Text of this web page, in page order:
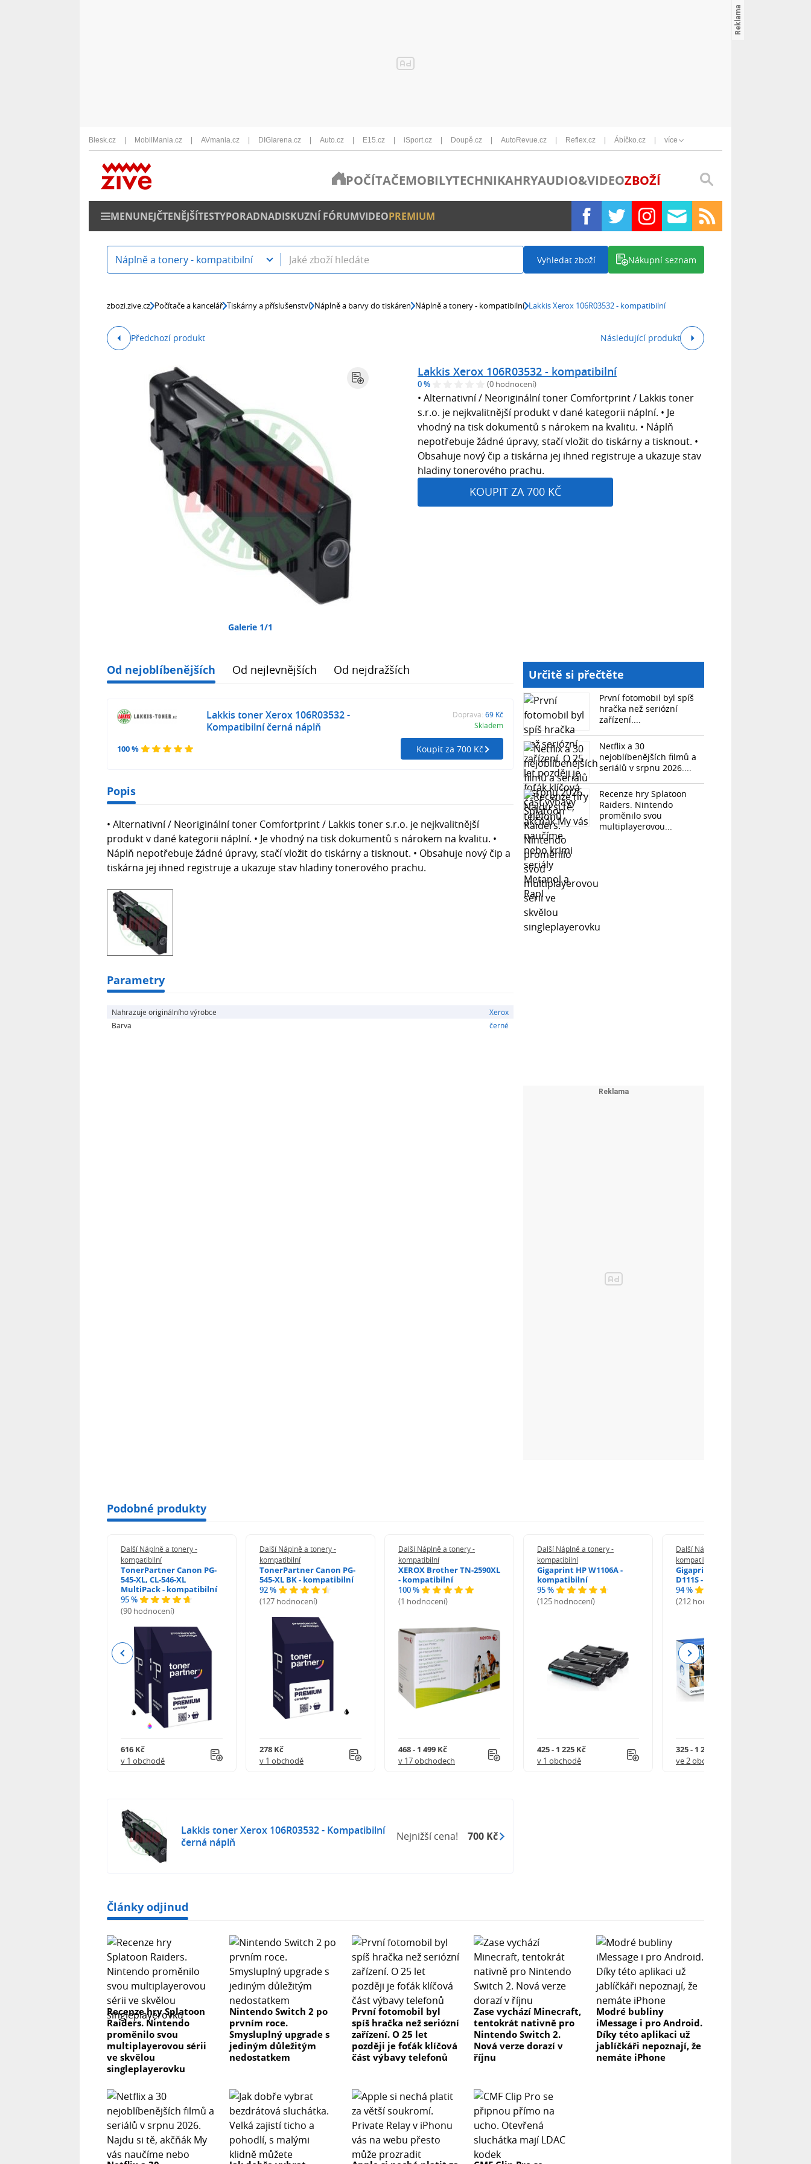
Blesk.cz MobilMania.cz AVmania.cz DIGIarena.cz Auto.cz E15.cz iSport.cz Doupě.cz AutoRevue.cz Reflex.cz Ábíčko.cz více
POČÍTAČEMOBILYTECHNIKAHRYAUDIO&VIDEOZBOŽÍ
MENUNEJČTENĚJŠÍTESTYPORADNADISKUZNÍ FÓRUMVIDEOPREMIUM
Náplně a tonery - kompatibilní Vyhledat zboží Nákupní seznam
zbozi.zive.cz Počítače a kancelář Tiskárny a příslušenství Náplně a barvy do tiskáren Náplně a tonery - kompatibilní Lakkis Xerox 106R03532 - kompatibilní
Předchozí produkt Následující produkt
Galerie 1/1
Lakkis Xerox 106R03532 - kompatibilní
0 % (0 hodnocení)
• Alternativní / Neoriginální toner Comfortprint / Lakkis toner
s.r.o. je nejkvalitnější produkt v dané kategorii náplní. • Je
vhodný na tisk dokumentů s nárokem na kvalitu. • Náplň
nepotřebuje žádné úpravy, stačí vložit do tiskárny a tisknout. •
Obsahuje nový čip a tiskárna jej ihned registruje a ukazuje stav
hladiny tonerového prachu.
KOUPIT ZA 700 KČ
Od nejoblíbenějších Od nejlevnějších Od nejdražších
100 %
Lakkis toner Xerox 106R03532 -
Kompatibilní černá náplň
Doprava: 69 Kč
Skladem
Koupit za 700 Kč
Popis
• Alternativní / Neoriginální toner Comfortprint / Lakkis toner s.r.o. je nejkvalitnější
produkt v dané kategorii náplní. • Je vhodný na tisk dokumentů s nárokem na kvalitu. •
Náplň nepotřebuje žádné úpravy, stačí vložit do tiskárny a tisknout. • Obsahuje nový čip a
tiskárna jej ihned registruje a ukazuje stav hladiny tonerového prachu.
Parametry
Nahrazuje originálního výrobce
Xerox
Barva
černé
Určitě si přečtěte
První fotomobil byl spíš
hračka než seriózní
zařízení....
Netflix a 30
nejoblíbenějších filmů a
seriálů v srpnu 2026....
Recenze hry Splatoon
Raiders. Nintendo
proměnilo svou
multiplayerovou...
Podobné produkty
Další Náplně a tonery -
kompatibilní
TonerPartner Canon PG-
545-XL, CL-546-XL
MultiPack - kompatibilní
95 %
(90 hodnocení)
616 Kč
v 1 obchodě
Další Náplně a tonery -
kompatibilní
TonerPartner Canon PG-
545-XL BK - kompatibilní
92 %
(127 hodnocení)
278 Kč
v 1 obchodě
Další Náplně a tonery -
kompatibilní
XEROX Brother TN-2590XL
- kompatibilní
100 %
(1 hodnocení)
468 - 1 499 Kč
v 17 obchodech
Další Náplně a tonery -
kompatibilní
Gigaprint HP W1106A -
kompatibilní
95 %
(125 hodnocení)
425 - 1 225 Kč
v 1 obchodě
Další Náplně a tonery -
kompatibilní
Gigaprint Samsung MLT-
D111S - kompatibilní
94 %
(212 hodnocení)
325 - 1 245 Kč
ve 2 obchodech
Previous Next
Lakkis toner Xerox 106R03532 - Kompatibilní
černá náplň
Nejnižší cena! 700 Kč
Články odjinud
Recenze hry Splatoon
Raiders. Nintendo
proměnilo svou
multiplayerovou sérii
ve skvělou
singleplayerovku
Nintendo Switch 2 po
prvním roce.
Smysluplný upgrade s
jediným důležitým
nedostatkem
První fotomobil byl
spíš hračka než seriózní
zařízení. O 25 let
později je foťák klíčová
část výbavy telefonů
Zase vychází Minecraft,
tentokrát nativně pro
Nintendo Switch 2.
Nová verze dorazí v
říjnu
Modré bubliny
iMessage i pro Android.
Díky této aplikaci už
jablíčkáři nepoznají, že
nemáte iPhone